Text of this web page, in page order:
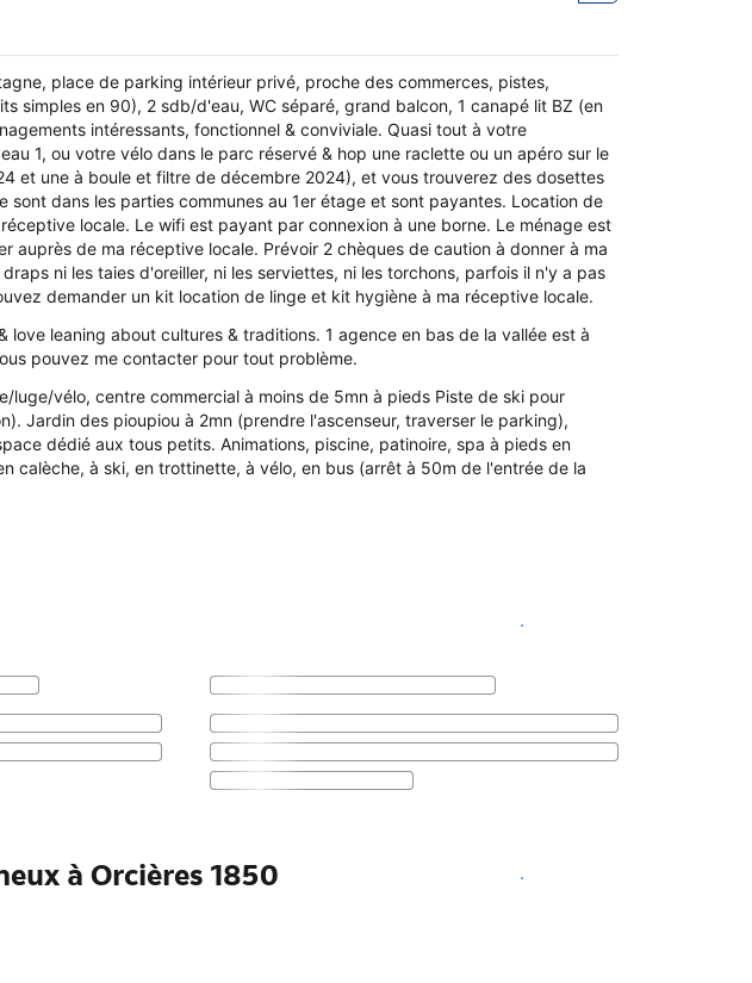
place de parking intérieur privé, proche des commerces, pistes,
simples en 90), 2 sdb/d'eau, WC séparé, grand balcon, 1 canapé lit BZ (en
intéressants, fonctionnel & conviviale. Quasi tout à votre
1, ou votre vélo dans le parc réservé & hop une raclette ou un apéro sur le
et une à boule et filtre de décembre 2024), et vous trouverez des dosettes
dans les parties communes au 1er étage et sont payantes. Location de
locale. Le wifi est payant par connexion à une borne. Le ménage est
auprès de ma réceptive locale. Prévoir 2 chèques de caution à donner à ma
ni les taies d'oreiller, ni les serviettes, ni les torchons, parfois il n'y a pas
demander un kit location de linge et kit hygiène à ma réceptive locale.
leaning about cultures & traditions. 1 agence en bas de la vallée est à
pouvez me contacter pour tout problème.
vélo, centre commercial à moins de 5mn à pieds Piste de ski pour
Jardin des pioupiou à 2mn (prendre l'ascenseur, traverser le parking),
dédié aux tous petits. Animations, piscine, patinoire, spa à pieds en
calèche, à ski, en trottinette, à vélo, en bus (arrêt à 50m de l'entrée de la
Voir les disponibilités
à Orcières 1850 Voir les disponibilités